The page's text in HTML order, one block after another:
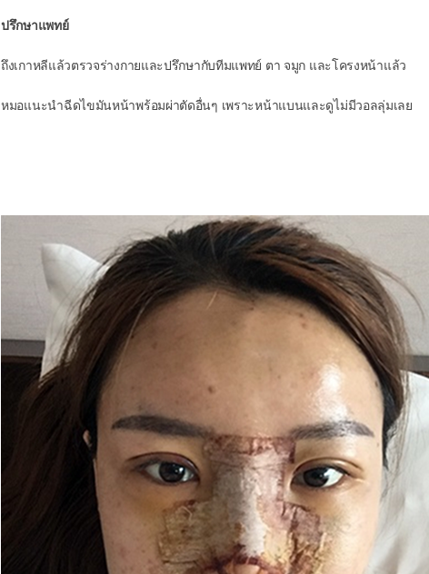
ปรึกษาแพทย์
ถึงเกาหลีแล้วตรวจร่างกายและปรึกษากับทีมแพทย์ ตา จมูก และโครงหน้าแล้ว
หมอแนะนำฉีดไขมันหน้าพร้อมผ่าตัดอื่นๆ เพราะหน้าแบนและดูไม่มีวอลลุ่มเลย